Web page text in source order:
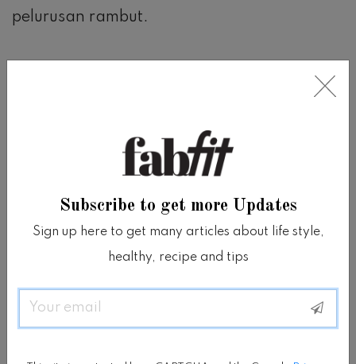
pelurusan rambut.
membakar helaian rambut Anda dan
membuatnya terasa sangat kasar.
Ini adalah efek samping lain dari pelurusan
rambut permanen yang banyak dikeluhkan
oleh wanita.
Subscribe to get more Updates
Sign up here to get many articles about life style,
healthy, recipe and tips
Email